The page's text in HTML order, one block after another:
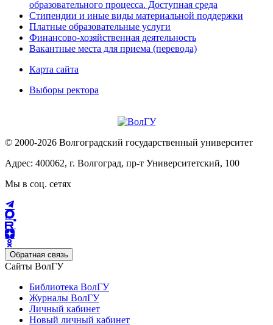
образовательного процесса. Доступная среда
Стипендии и иные виды материальной поддержки
Платные образовательные услуги
Финансово-хозяйственная деятельность
Вакантные места для приема (перевода)
Карта сайта
Выборы ректора
© 2000-2026 Волгоградский государственный университет
Адрес: 400062, г. Волгоград, пр-т Университетский, 100
Мы в соц. сетях
Обратная связь
Сайты ВолГУ
Библиотека ВолГУ
Журналы ВолГУ
Личный кабинет
Новый личный кабинет